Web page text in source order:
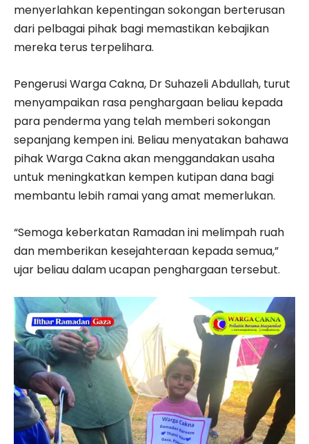
menyerlahkan kepentingan sokongan berterusan
dari pelbagai pihak bagi memastikan kebajikan
mereka terus terpelihara.
Pengerusi Warga Cakna, Dr Suhazeli Abdullah, turut
menyampaikan rasa penghargaan beliau kepada
para penderma yang telah memberi sokongan
sepanjang kempen ini. Beliau menyatakan bahawa
pihak Warga Cakna akan menggandakan usaha
untuk meningkatkan kempen kutipan dana bagi
membantu lebih ramai yang amat memerlukan.
“Semoga keberkatan Ramadan ini melimpah ruah
dan memberikan kesejahteraan kepada semua,”
ujar beliau dalam ucapan penghargaan tersebut.